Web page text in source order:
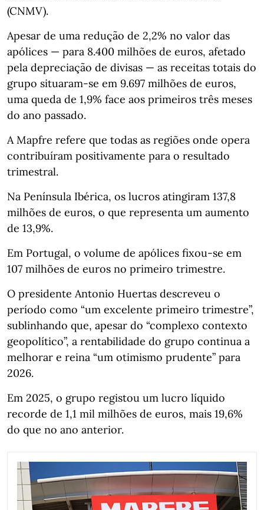
(CNMV).
Apesar de uma redução de 2,2% no valor das
apólices — para 8.400 milhões de euros, afetado
pela depreciação de divisas — as receitas totais do
grupo situaram‑se em 9.697 milhões de euros,
uma queda de 1,9% face aos primeiros três meses
do ano passado.
A Mapfre refere que todas as regiões onde opera
contribuíram positivamente para o resultado
trimestral.
Na Península Ibérica, os lucros atingiram 137,8
milhões de euros, o que representa um aumento
de 13,9%.
Em Portugal, o volume de apólices fixou‑se em
107 milhões de euros no primeiro trimestre.
O presidente Antonio Huertas descreveu o
período como “um excelente primeiro trimestre”,
sublinhando que, apesar do “complexo contexto
geopolítico”, a rentabilidade do grupo continua a
melhorar e reina “um otimismo prudente” para
2026.
Em 2025, o grupo registou um lucro líquido
recorde de 1,1 mil milhões de euros, mais 19,6%
do que no ano anterior.